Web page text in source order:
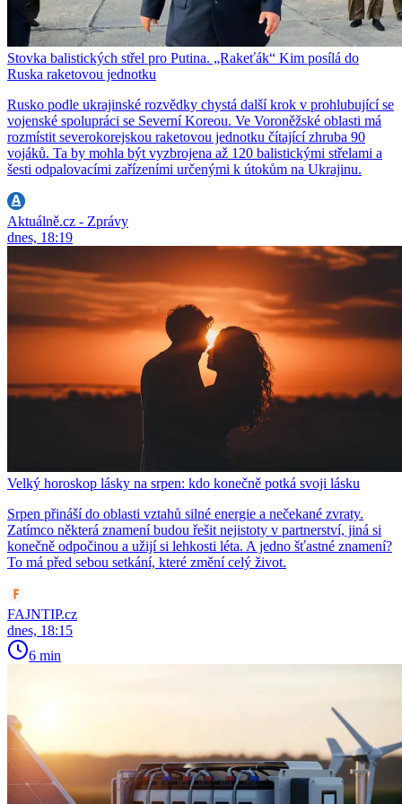
Stovka balistických střel pro Putina. „Rakeťák“ Kim posílá do
Ruska raketovou jednotku
Rusko podle ukrajinské rozvědky chystá další krok v prohlubující se
vojenské spolupráci se Severní Koreou. Ve Voroněžské oblasti má
rozmístit severokorejskou raketovou jednotku čítající zhruba 90
vojáků. Ta by mohla být vyzbrojena až 120 balistickými střelami a
šesti odpalovacími zařízeními určenými k útokům na Ukrajinu.
Aktuálně.cz - Zprávy
dnes, 18:19
Velký horoskop lásky na srpen: kdo konečně potká svoji lásku
Srpen přináší do oblasti vztahů silné energie a nečekané zvraty.
Zatímco některá znamení budou řešit nejistoty v partnerství, jiná si
konečně odpočinou a užijí si lehkosti léta. A jedno šťastné znamení?
To má před sebou setkání, které změní celý život.
FAJNTIP.cz
dnes, 18:15
6 min